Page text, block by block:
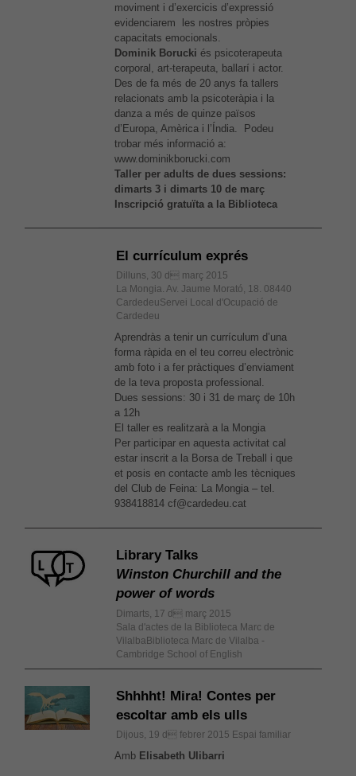
moviment i d’exercicis d’expressió
evidenciarem les nostres pròpies
capacitats emocionals.
Dominik Borucki és psicoterapeuta
corporal, art-terapeuta, ballarí i actor.
Des de fa més de 20 anys fa tallers
relacionats amb la psicoteràpia i la
danza a més de quinze països
d’Europa, Amèrica i l’Índia. Podeu
trobar més informació a:
www.dominikborucki.com
Taller per adults de dues sessions:
dimarts 3 i dimarts 10 de març
Inscripció gratuïta a la Biblioteca
El currículum exprés
Dilluns, 30 d març 2015
La Mongia. Av. Jaume Morató, 18. 08440
CardedeuServei Local d'Ocupació de
Cardedeu
Aprendràs a tenir un currículum d’una
forma ràpida en el teu correu electrònic
amb foto i a fer pràctiques d’enviament
de la teva proposta professional.
Dues sessions: 30 i 31 de març de 10h
a 12h
El taller es realitzarà a la Mongia
Per participar en aquesta activitat cal
estar inscrit a la Borsa de Treball i que
et posis en contacte amb les tècniques
del Club de Feina: La Mongia – tel.
938418814 cf@cardedeu.cat
Library Talks
Winston Churchill and the
power of words
Dimarts, 17 d març 2015
Sala d'actes de la Biblioteca Marc de
VilalbaBiblioteca Marc de Vilalba -
Cambridge School of English
Shhhht! Mira! Contes per
escoltar amb els ulls
Dijous, 19 d febrer 2015 Espai familiar
Amb Elisabeth Ulibarri